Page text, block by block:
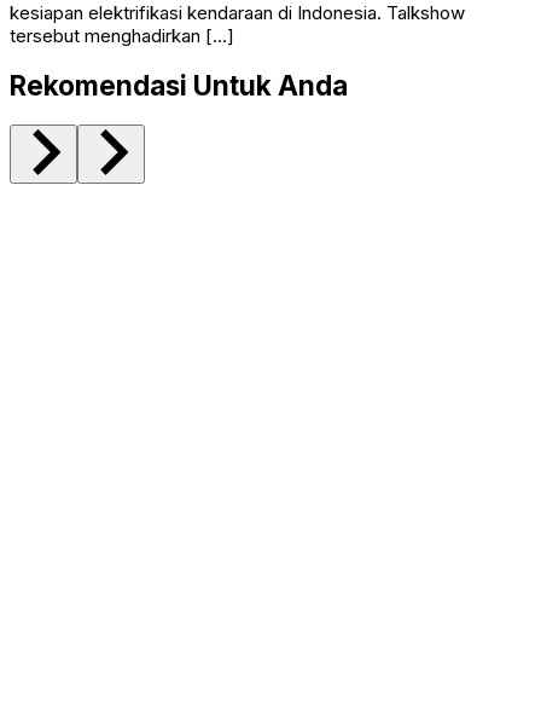
kesiapan elektrifikasi kendaraan di Indonesia. Talkshow
tersebut menghadirkan […]
Rekomendasi Untuk Anda